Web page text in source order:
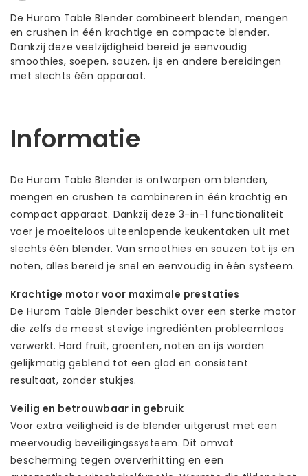
De Hurom Table Blender combineert blenden, mengen
en crushen in één krachtige en compacte blender.
Dankzij deze veelzijdigheid bereid je eenvoudig
smoothies, soepen, sauzen, ijs en andere bereidingen
met slechts één apparaat.
Informatie
De Hurom Table Blender is ontworpen om blenden,
mengen en crushen te combineren in één krachtig en
compact apparaat. Dankzij deze 3-in-1 functionaliteit
voer je moeiteloos uiteenlopende keukentaken uit met
slechts één blender. Van smoothies en sauzen tot ijs en
noten, alles bereid je snel en eenvoudig in één systeem.
Krachtige motor voor maximale prestaties
De Hurom Table Blender beschikt over een sterke motor
die zelfs de meest stevige ingrediënten probleemloos
verwerkt. Hard fruit, groenten, noten en ijs worden
gelijkmatig geblend tot een glad en consistent
resultaat, zonder stukjes.
Veilig en betrouwbaar in gebruik
Voor extra veiligheid is de blender uitgerust met een
meervoudig beveiligingssysteem. Dit omvat
bescherming tegen oververhitting en een